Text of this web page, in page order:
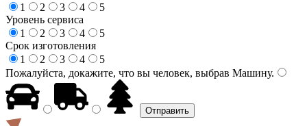
1
2 3 4
5
Уровень сервиса
1
2 3 4
5
Срок изготовления
1
2 3 4
5
Пожалуйста, докажите, что вы человек, выбрав Машину.